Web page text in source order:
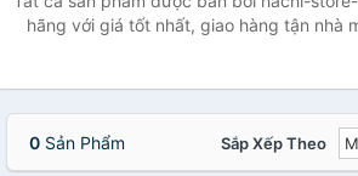
hãng với giá tốt nhất, giao hàng tận nhà
0 Sản Phẩm Sắp Xếp Theo